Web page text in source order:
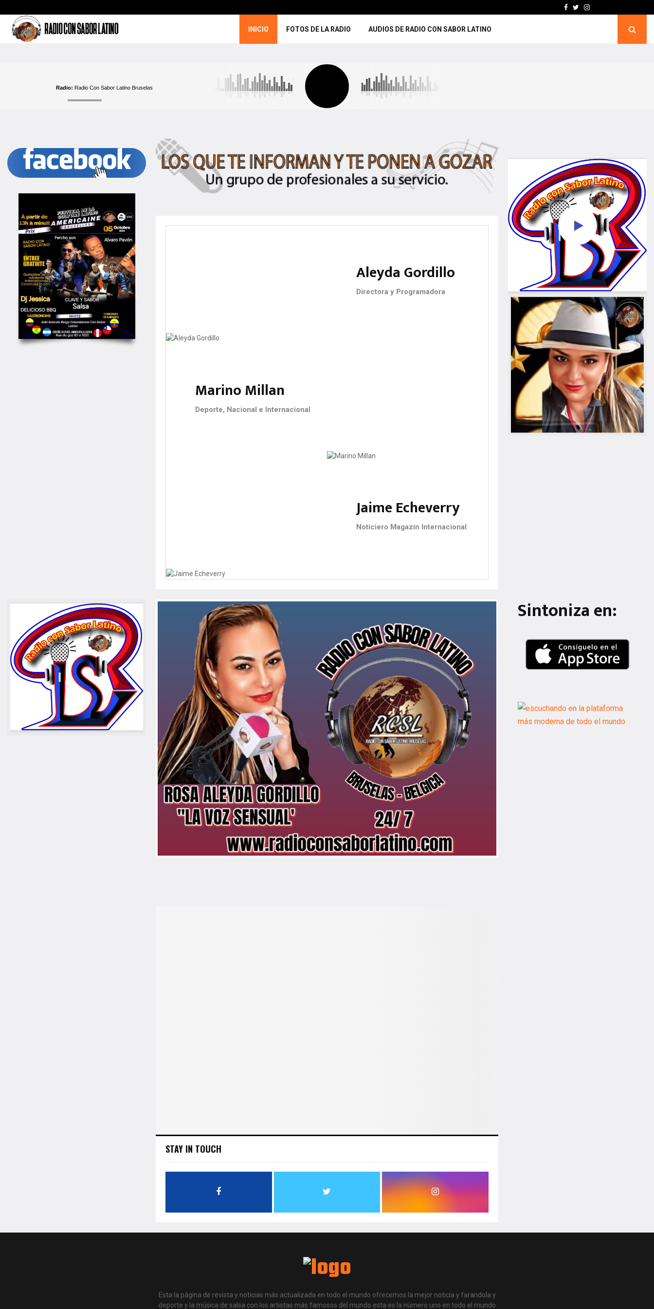
Facebook
TwitterInstagram
INICIO FOTOS DE LA RADIO AUDIOS DE RADIO CON SABOR LATINO
Radio: Radio Con Sabor Latino Bruselas
Aleyda Gordillo
Directora y Programadora
Marino Millan
Deporte, Nacional e Internacional
Jaime Echeverry
Noticiero Magazin Internacional
STAY IN TOUCH
Sintoniza en:
Esta la página de revista y noticias más actualizada en todo el mundo ofrecemos la mejor noticia y farandola y
deporte y la música de salsa con los artistas más famosos del mundo esta es la número uno en todo el mundo